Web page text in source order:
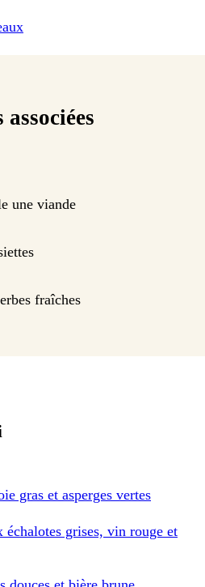
une viande
fraîches
gras et asperges vertes
grises, vin rouge et